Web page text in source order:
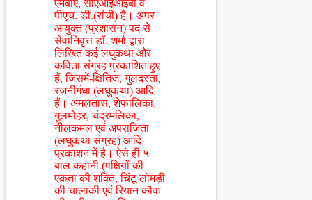
एमबीए, सीएआईआईबी व
पीएच.-डी.(रांची) है। अपर
आयुक्त (प्रशासन) पद से
सेवानिवृत्त डॉ. शर्मा द्वारा
लिखित कई लघुकथा और
कविता संग्रह प्रकाशित हुए
हैं, जिसमें-क्षितिज, गुलदस्ता,
रजनीगंधा (लघुकथा) आदि
हैं। अमलतास, शेफालिका,
गुलमोहर, चंद्रमलिका,
नीलकमल एवं अपराजिता
(लघुकथा संग्रह) आदि
प्रकाशन में है। ऐसे ही ५
बाल कहानी (पक्षियों की
एकता की शक्ति, चिंटू लोमड़ी
की चालाकी एवं रियान कौवा